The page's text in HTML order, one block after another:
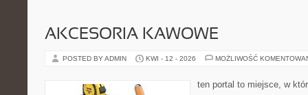
AKCESORIA KAWOWE
POSTED BY ADMIN KWI - 12 - 2026 MOŻLIWOŚĆ
ten portal to miejsce, w